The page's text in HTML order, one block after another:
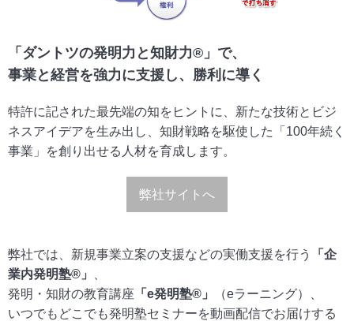
「ダントツの発明力と知財力®」で、
事業と経営を強力に支援し、勝利に導く
特許に記された最先端の知をヒントに、新たな技術とビジ
ネスアイデアを生み出し、知財戦略を駆使した「100年続く
事業」を創り出せる人材を育成します。
弊社サイトへ
弊社では、新規事業立案の支援などの実働支援を行う
「企
業内発明塾®」
発明・知財の教育講座 「e発明塾®」
（eラーニング）、
いつでもどこでも発明塾セミナーを動画配信でお届けする